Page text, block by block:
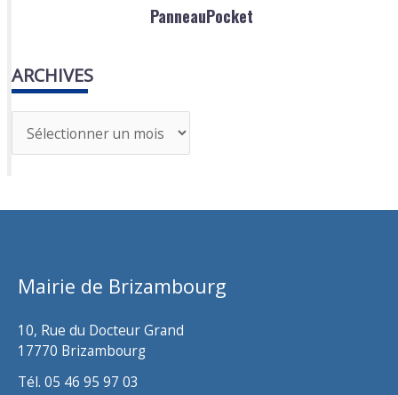
PanneauPocket
ARCHIVES
r
h
Mairie de Brizambourg
10, Rue du Docteur Grand
17770 Brizambourg
Tél. 05 46 95 97 03